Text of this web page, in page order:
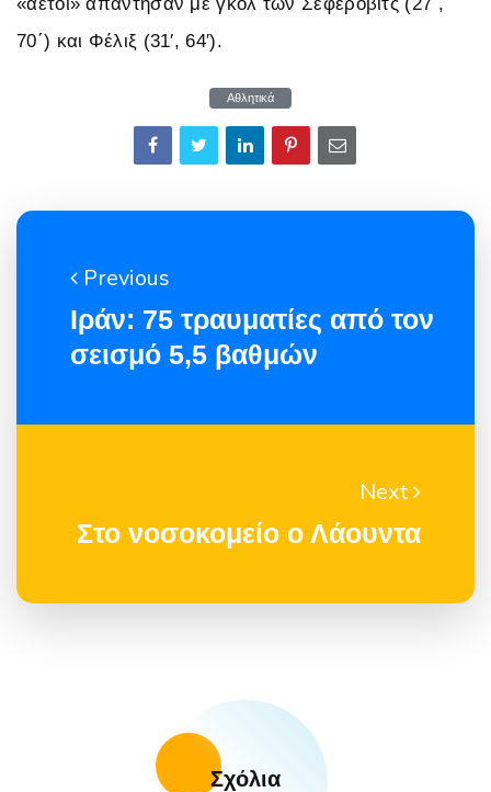
70΄) και Φέλιξ (31′, 64′).
Αθλητικά
Previous
Ιράν: 75 τραυματίες από τον
σεισμό 5,5 βαθμών
Next
Στο νοσοκομείο ο Λάουντα
Σχόλια